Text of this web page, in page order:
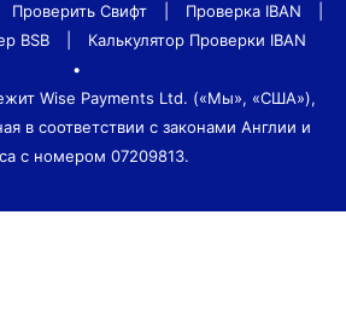
Проверить Свифт Проверка IBAN
BSB
Калькулятор Проверки IBAN
•
Wise Payments Ltd. («Мы», «США»),
в соответствии с законами Англии и
с номером 07209813.